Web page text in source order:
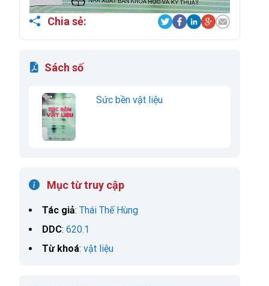
Chia sẻ:
Sách số
Sức bền vật liệu
Mục từ truy cập
Tác giả: Thái Thế Hùng
DDC: 620.1
Từ khoá: vật liệu